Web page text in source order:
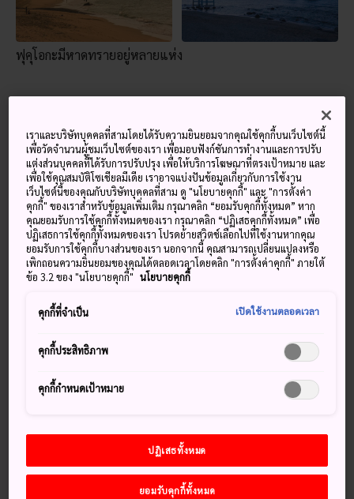
ฟุคุโอกะมีหาดทรายอยู่หลายแห่ง
ถึงแม้ว่าจะไม่ค่อยเป็นที่รู้จักในหมู่นักท่องเที่ยวต่างชาติส่วนใหญ่
แต่ธุรกิจสวนน้ำและสปาธีมปาร์คที่ประสบความสำเร็จของญี่ปุ่น
ก็ควรแค่แก่การลองนางาชิมะรีสอร์ท ในมิเอะ
ได้รวบรวม
พื้นที่สระว่ายน้ำ อนเซ็น และสวนสนุกเข้าไว้ด้วยกันในสถานที่
อันกว้างใหญ่แห่งเดียว เพื่อให้ได้เพลิดเพลินกับความบันเทิงทาง
น้ำตลอดทั้งวัน สวนน้ำอื่น ๆ อย่าง สปาเวิล์ด ในโอซาก้า
และ
ฮาโกเนะโควากิเอ็งยูเน็สซุง
ในฮาโกเนะ
ก็มีสระว่ายน้ำ และ
บ่อแช่น้ำที่จัดเป็นธีม
เที่ยวเกาะ
เราและบริษัทบุคคลที่สามโดยได้รับความยินยอมจากคุณใช้คุกกี้บนเว็บไซต์นี้
เพื่อวัดจำนวนผู้ชมเว็บไซต์ของเรา เพื่อมอบฟังก์ชันการทำงานและการปรับ
แต่งส่วนบุคคลที่ได้รับการปรับปรุง เพื่อให้บริการโฆษณาที่ตรงเป้าหมาย และ
เพื่อใช้คุณสมบัติโซเชียลมีเดีย เราอาจแบ่งปันข้อมูลเกี่ยวกับการใช้งาน
เว็บไซต์นี้ของคุณกับบริษัทบุคคลที่สาม ดู "นโยบายคุกกี้" และ "การตั้งค่า
คุกกี้" ของเราสำหรับข้อมูลเพิ่มเติม กรุณาคลิก “ยอมรับคุกกี้ทั้งหมด” หาก
คุณยอมรับการใช้คุกกี้ทั้งหมดของเรา กรุณาคลิก “ปฏิเสธคุกกี้ทั้งหมด” เพื่อ
ปฏิเสธการใช้คุกกี้ทั้งหมดของเรา โปรดย้ายสวิตช์เลือกไปที่ใช้งานหากคุณ
ยอมรับการใช้คุกกี้บางส่วนของเรา นอกจากนี้ คุณสามารถเปลี่ยนแปลงหรือ
เพิกถอนความยินยอมของคุณได้ตลอดเวลาโดยคลิก "การตั้งค่าคุกกี้" ภายใต้
ข้อ 3.2 ของ "นโยบายคุกกี้" นโยบายคุกกี้
คุกกี้ที่จำเป็น เปิดใช้งานตลอดเวลา
คุกกี้ประสิทธิภาพ
คุกกี้กำหนดเป้าหมาย
ปฏิเสธทั้งหมด
ยอมรับคุกกี้ทั้งหมด